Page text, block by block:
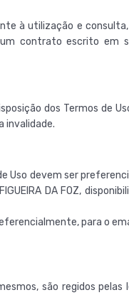
à utilização e
contrato escrito em
dos Termos de
invalidade.
Uso devem ser
DA FOZ,
para o
são regidos